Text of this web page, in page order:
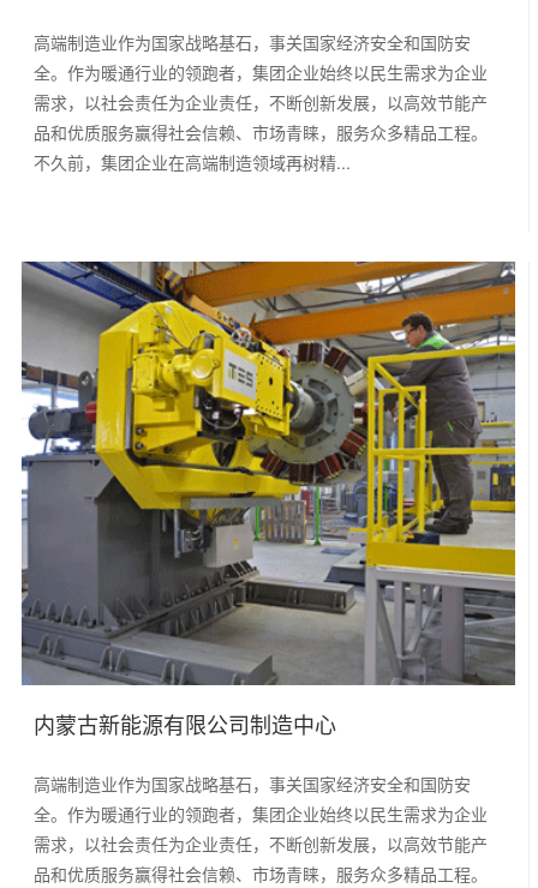
高端制造业作为国家战略基石，事关国家经济安全和国防安
全。作为暖通行业的领跑者，集团企业始终以民生需求为企业
需求，以社会责任为企业责任，不断创新发展，以高效节能产
品和优质服务赢得社会信赖、市场青睐，服务众多精品工程。
不久前，集团企业在高端制造领域再树精...
内蒙古新能源有限公司制造中心
高端制造业作为国家战略基石，事关国家经济安全和国防安
全。作为暖通行业的领跑者，集团企业始终以民生需求为企业
需求，以社会责任为企业责任，不断创新发展，以高效节能产
品和优质服务赢得社会信赖、市场青睐，服务众多精品工程。